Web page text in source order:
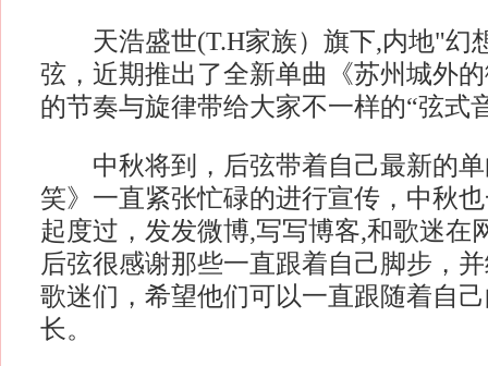
天浩盛世(T.H家族）旗下,内地"幻
弦，近期推出了全新单曲《苏州城外
的节奏与旋律带给大家不一样的“弦式
中秋将到，后弦带着自己最新的单
笑》一直紧张忙碌的进行宣传，中秋
起度过，发发微博,写写博客,和歌迷在
后弦很感谢那些一直跟着自己脚步，
歌迷们，希望他们可以一直跟随着自
长。